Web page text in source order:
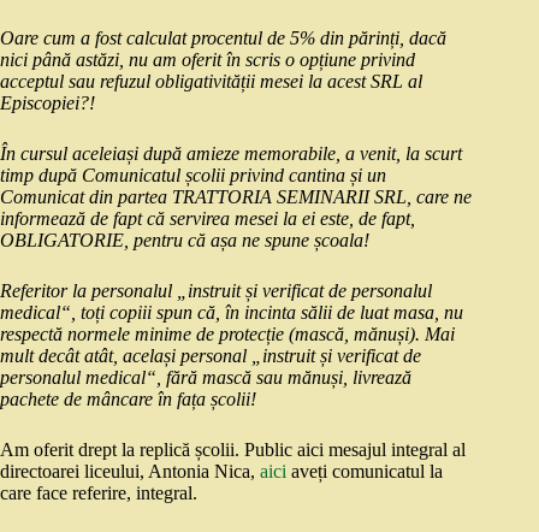
Oare cum a fost calculat procentul de 5% din părinți, dacă
nici până astăzi, nu am oferit în scris o opțiune privind
acceptul sau refuzul obligativității mesei la acest SRL al
Episcopiei?!
În cursul aceleiași după amieze memorabile, a venit, la scurt
timp după Comunicatul școlii privind cantina și un
Comunicat din partea TRATTORIA SEMINARII SRL, care ne
informează de fapt că servirea mesei la ei este, de fapt,
OBLIGATORIE, pentru că așa ne spune școala!
Referitor la personalul „instruit și verificat de personalul
medical“, toți copiii spun că, în incinta sălii de luat masa, nu
respectă normele minime de protecție (mască, mănuși). Mai
mult decât atât, același personal „instruit și verificat de
personalul medical“, fără mască sau mănuși, livrează
pachete de mâncare în fața școlii!
Am oferit drept la replică școlii. Public aici mesajul integral al
directoarei liceului, Antonia Nica, aici aveți comunicatul la
care face referire, integral.